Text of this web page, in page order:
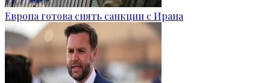
Европа готова снять санкции с Ирана